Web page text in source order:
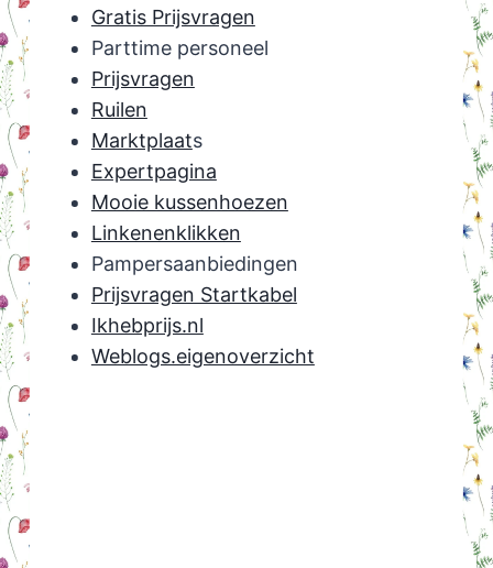
Gratis Prijsvragen
Parttime personeel
Prijsvragen
Ruilen
Marktplaats
Expertpagina
Mooie kussenhoezen
Linkenenklikken
Pampersaanbiedingen
Prijsvragen Startkabel
Ikhebprijs.nl
Weblogs.eigenoverzicht